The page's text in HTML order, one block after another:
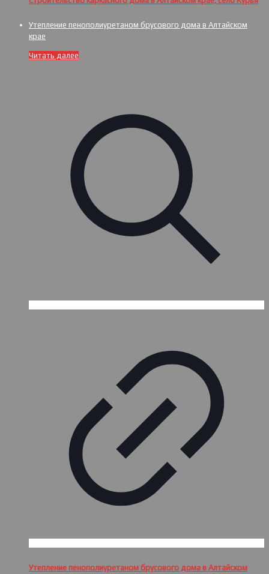
Утепление пенополиуретаном брусового дома в Алтайском
крае
Читать далее
Утепление пенополиуретаном брусового дома в Алтайском